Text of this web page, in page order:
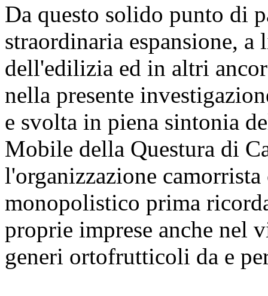
Da questo solido punto di
straordinaria espansione,
dell'edilizia ed in altri
nella presente
e svolta in piena sintonia
Mobile della Questura di
l'organizzazione camorrista
monopolistico prima
proprie imprese anche nel
generi ortofrutticoli da e